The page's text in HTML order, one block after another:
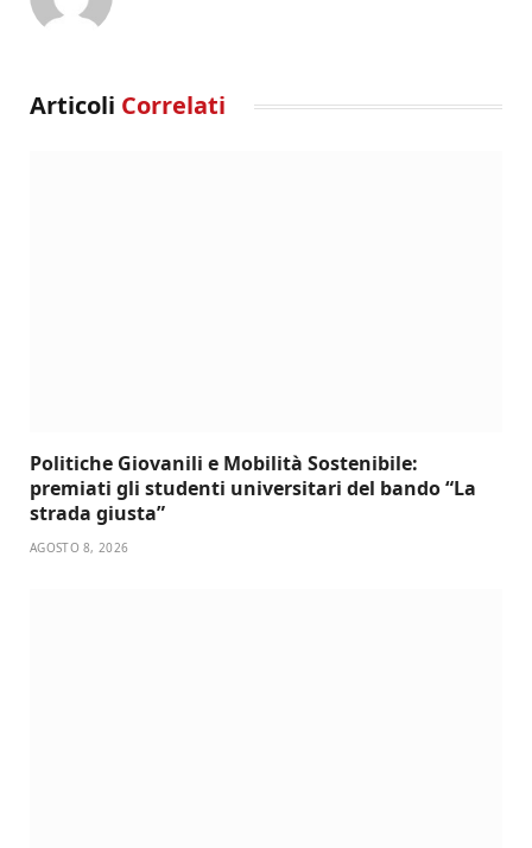
Articoli Correlati
Politiche Giovanili e Mobilità Sostenibile:
premiati gli studenti universitari del bando “La
strada giusta”
AGOSTO 8, 2026